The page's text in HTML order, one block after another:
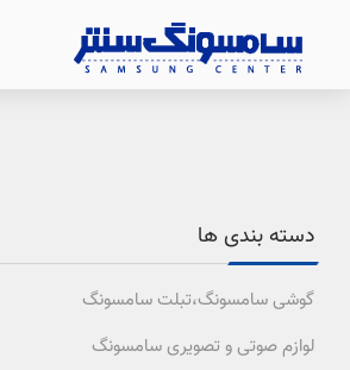
دسته بندی ها
گوشی سامسونگ،تبلت سامسونگ
لوازم صوتی و تصویری سامسونگ